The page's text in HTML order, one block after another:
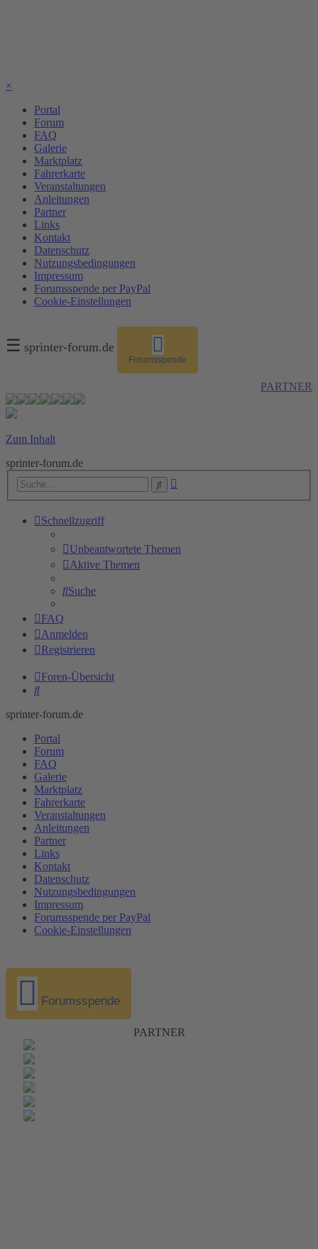
×
Portal
Forum
FAQ
Galerie
Marktplatz
Fahrerkarte
Veranstaltungen
Anleitungen
Partner
Links
Kontakt
Datenschutz
Nutzungsbedingungen
Impressum
Forumsspende per PayPal
Cookie-Einstellungen
☰ sprinter-forum.de
Forumsspende
PARTNER
Zum Inhalt
sprinter-forum.de
Suche
Schnellzugriff
Unbeantwortete Themen
Aktive Themen
Suche
FAQ
Anmelden
Registrieren
Foren-Übersicht
Suche
sprinter-forum.de
Portal
Forum
FAQ
Galerie
Marktplatz
Fahrerkarte
Veranstaltungen
Anleitungen
Partner
Links
Kontakt
Datenschutz
Nutzungsbedingungen
Impressum
Forumsspende per PayPal
Cookie-Einstellungen
Forumsspende
PARTNER